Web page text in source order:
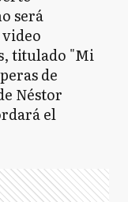
será
titulado "Mi
de
Néstor
el